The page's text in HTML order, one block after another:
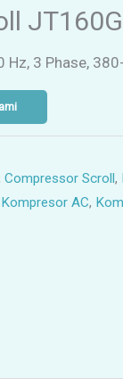
Hz, 3 Phase,
Compressor Scroll,
Kompresor AC,